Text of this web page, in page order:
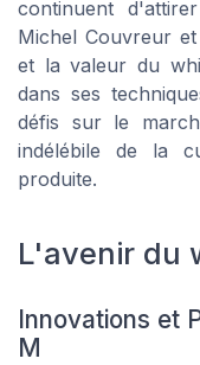
continuent
Michel Couvreur
et la valeur du
dans ses
défis sur le
indélébile de la
produite.
L'avenir du
Innovations et
M